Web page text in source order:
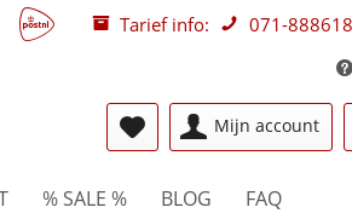
Tarief info: 071-
Mijn account
% SALE % BLOG FAQ